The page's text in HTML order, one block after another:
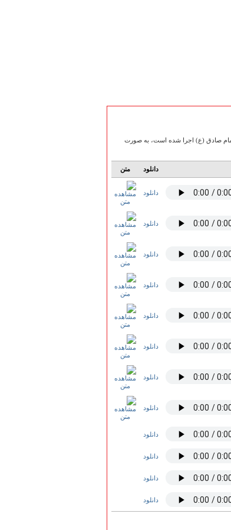
دانشگاه امام صادق (ع) اجرا شده است، به صورت
دانلود متن
دانلود
دانلود
دانلود
دانلود
دانلود
دانلود
دانلود
دانلود
دانلود
دانلود
دانلود
دانلود